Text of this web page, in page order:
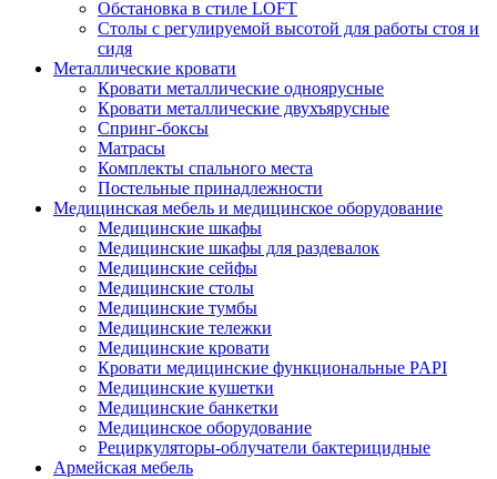
Обстановка в стиле LOFT
Столы с регулируемой высотой для работы стоя и
сидя
Металлические кровати
Кровати металлические одноярусные
Кровати металлические двухъярусные
Спринг-боксы
Матрасы
Комплекты спального места
Постельные принадлежности
Медицинская мебель и медицинское оборудование
Медицинские шкафы
Медицинские шкафы для раздевалок
Медицинские сейфы
Медицинские столы
Медицинские тумбы
Медицинские тележки
Медицинские кровати
Кровати медицинские функциональные PAPI
Медицинские кушетки
Медицинские банкетки
Медицинское оборудование
Рециркуляторы-облучатели бактерицидные
Армейская мебель